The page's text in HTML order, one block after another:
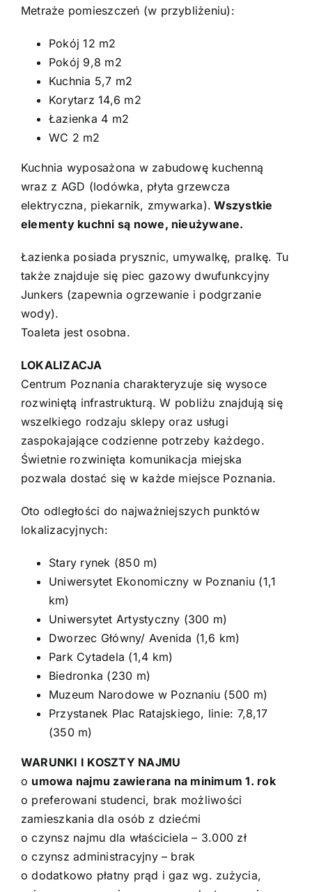
Metraże pomieszczeń (w przybliżeniu):
Pokój 12 m2
Pokój 9,8 m2
Kuchnia 5,7 m2
Korytarz 14,6 m2
Łazienka 4 m2
WC 2 m2
Kuchnia wyposażona w zabudowę kuchenną
wraz z AGD (lodówka, płyta grzewcza
elektryczna, piekarnik, zmywarka). Wszystkie
elementy kuchni są nowe, nieużywane.
Łazienka posiada prysznic, umywalkę, pralkę. Tu
także znajduje się piec gazowy dwufunkcyjny
Junkers (zapewnia ogrzewanie i podgrzanie
wody).
Toaleta jest osobna.
LOKALIZACJA
Centrum Poznania charakteryzuje się wysoce
rozwiniętą infrastrukturą. W pobliżu znajdują się
wszelkiego rodzaju sklepy oraz usługi
zaspokajające codzienne potrzeby każdego.
Świetnie rozwinięta komunikacja miejska
pozwala dostać się w każde miejsce Poznania.
Oto odległości do najważniejszych punktów
lokalizacyjnych:
Stary rynek (850 m)
Uniwersytet Ekonomiczny w Poznaniu (1,1
km)
Uniwersytet Artystyczny (300 m)
Dworzec Główny/ Avenida (1,6 km)
Park Cytadela (1,4 km)
Biedronka (230 m)
Muzeum Narodowe w Poznaniu (500 m)
Przystanek Plac Ratajskiego, linie: 7,8,17
(350 m)
WARUNKI I KOSZTY NAJMU
o umowa najmu zawierana na minimum 1. rok
o preferowani studenci, brak możliwości
zamieszkania dla osób z dziećmi
o czynsz najmu dla właściciela – 3.000 zł
o czynsz administracyjny – brak
o dodatkowo płatny prąd i gaz wg. zużycia,